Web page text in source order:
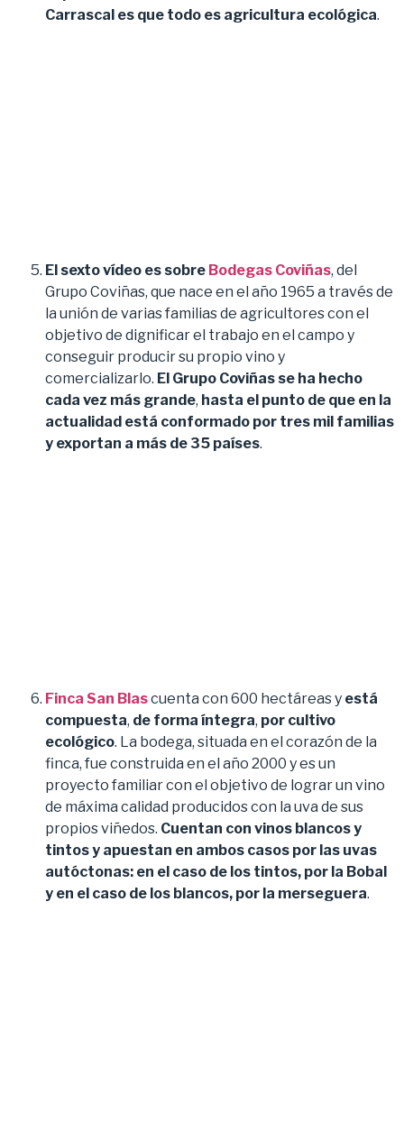
Carrascal es que todo es agricultura ecológica.
El sexto vídeo es sobre Bodegas Coviñas, del
Grupo Coviñas, que nace en el año 1965 a través de
la unión de varias familias de agricultores con el
objetivo de dignificar el trabajo en el campo y
conseguir producir su propio vino y
comercializarlo. El Grupo Coviñas se ha hecho
cada vez más grande, hasta el punto de que en la
actualidad está conformado por tres mil familias
y exportan a más de 35 países.
Finca San Blascuenta con 600 hectáreas y está
compuesta, de forma íntegra, por cultivo
ecológico. La bodega, situada en el corazón de la
finca, fue construida en el año 2000 y es un
proyecto familiar con el objetivo de lograr un vino
de máxima calidad producidos con la uva de sus
propios viñedos. Cuentan con vinos blancos y
tintos y apuestan en ambos casos por las uvas
autóctonas: en el caso de los tintos, por la Bobal
y en el caso de los blancos, por la merseguera.